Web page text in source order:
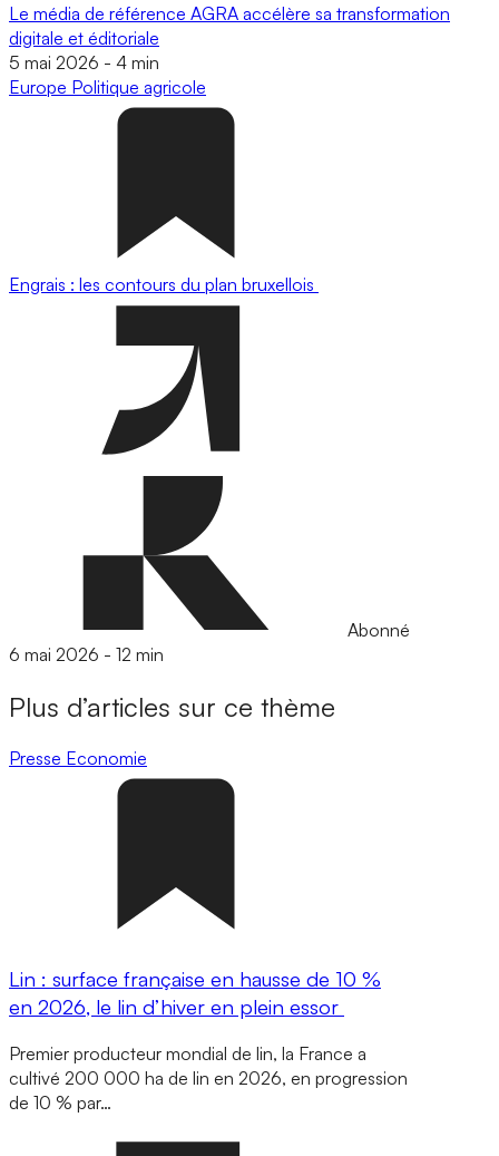
Le média de référence AGRA accélère sa transformation
digitale et éditoriale
5 mai 2026 - 4 min
Europe Politique agricole
Engrais : les contours du plan bruxellois
Abonné
6 mai 2026 - 12 min
Plus d’articles sur ce thème
Presse Economie
Lin : surface française en hausse de 10 %
en 2026, le lin d’hiver en plein essor
Premier producteur mondial de lin, la France a
cultivé 200 000 ha de lin en 2026, en progression
de 10 % par…